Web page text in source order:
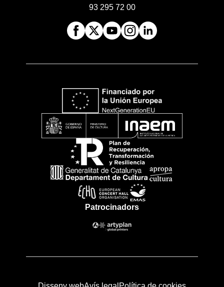
93 295 72 00
Patrocinadors